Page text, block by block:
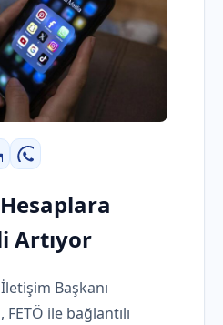
WhatsApp
Artıyor
Başkanı
ile bağlantılı